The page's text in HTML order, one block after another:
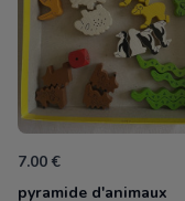
7.00 €
pyramide d'animaux